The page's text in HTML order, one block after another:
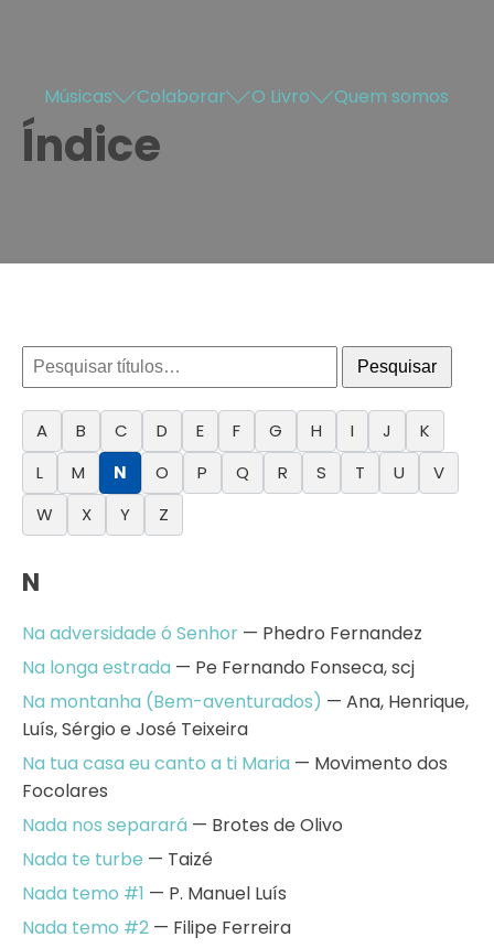
Músicas Colaborar O Livro Quem somos
Índice
Pesquisar
A B C D E F G H I J
K
L
M N O P Q R S T U
V
W
X Y Z
N
Na adversidade ó Senhor — Phedro Fernandez
Na longa estrada — Pe Fernando Fonseca, scj
Na montanha (Bem-aventurados) — Ana, Henrique,
Luís, Sérgio e José Teixeira
Na tua casa eu canto a ti Maria — Movimento dos
Focolares
Nada nos separará — Brotes de Olivo
Nada te turbe — Taizé
Nada temo #1 — P. Manuel Luís
Nada temo #2 — Filipe Ferreira